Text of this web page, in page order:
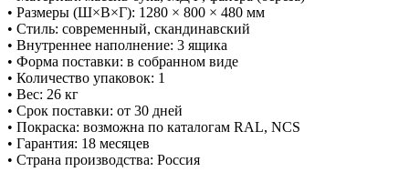
• Размеры (Ш×В×Г): 1280 × 800 × 480 мм
• Стиль: современный, скандинавский
• Внутреннее наполнение: 3 ящика
• Форма поставки: в собранном виде
• Количество упаковок: 1
• Вес: 26 кг
• Срок поставки: от 30 дней
• Покраска: возможна по каталогам RAL, NCS
• Гарантия: 18 месяцев
• Страна производства: Россия